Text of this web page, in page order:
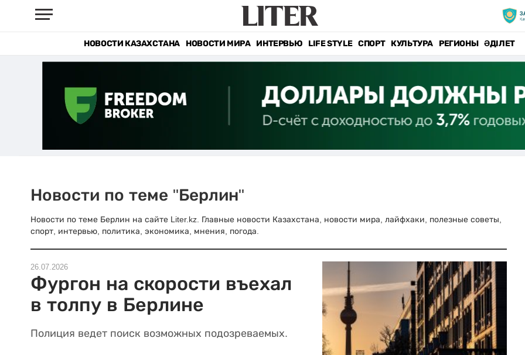
НОВОСТИ КАЗАХСТАНА НОВОСТИ МИРА ИНТЕРВЬЮ LIFE STYLE СПОРТ КУЛЬТУРА РЕГИОНЫ ӘДІЛЕТ
Новости по теме "Берлин"
Новости по теме Берлин на сайте Liter.kz. Главные новости Казахстана, новости мира, лайфхаки, полезные советы,
спорт, интервью, политика, экономика, мнения, погода.
26.07.2026
Фургон на скорости въехал
в толпу в Берлине
Полиция ведет поиск возможных подозреваемых.